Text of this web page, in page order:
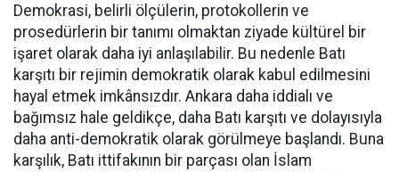
Demokrasi, belirli ölçülerin, protokollerin ve
prosedürlerin bir tanımı olmaktan ziyade kültürel bir
işaret olarak daha iyi anlaşılabilir. Bu nedenle Batı
karşıtı bir rejimin demokratik olarak kabul edilmesini
hayal etmek imkânsızdır. Ankara daha iddialı ve
bağımsız hale geldikçe, daha Batı karşıtı ve dolayısıyla
daha anti-demokratik olarak görülmeye başlandı. Buna
karşılık, Batı ittifakının bir parçası olan İslam